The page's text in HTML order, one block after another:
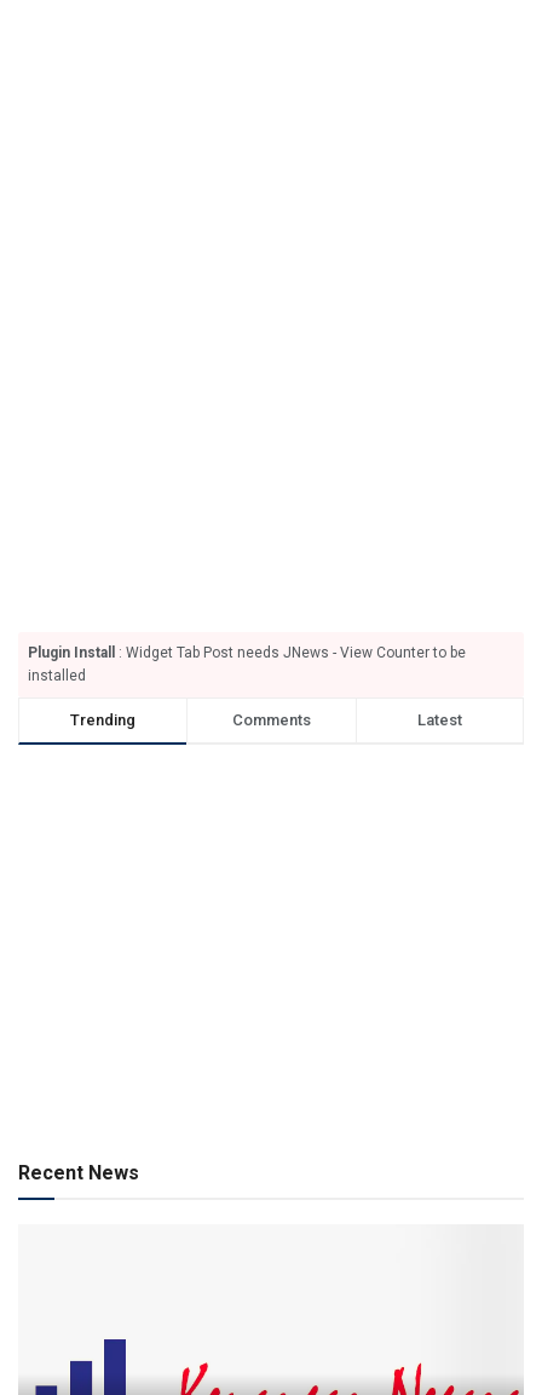
Plugin Install
: Widget Tab Post needs JNews - View Counter to be
installed
Trending Comments Latest
Recent News